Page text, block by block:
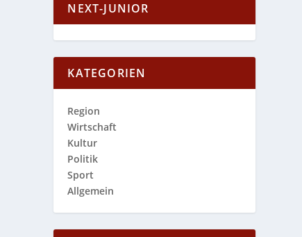
NEXT-JUNIOR
KATEGORIEN
Region
Wirtschaft
Kultur
Politik
Sport
Allgemein